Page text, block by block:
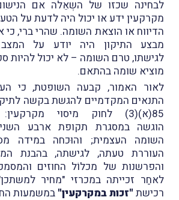
לבחינה שכזו של השְאֵלה אם
מקרקעין ידע או יכול היה לדעת על
הדיווח או הוצאת השומה. שהרי ברי,
מבצע התיקון היה יודע על
לגישתו, טרם השומה – לא יכול להיות
מוציא שומה בהתאם.
לאור האמור, קבעה השופטת, כי
התנאים המקדמיים להגשת בקשה
85(א)(3) לחוק מיסוי
הוגשה במסגרת תקופת ארבע
השומה העצמית; והוּכחה במידה
העוררת טעתה, לגישתה, בהבנת
והפרשנות של מכלוֹל החוזים
לאחַר זכייתה במכרזי "מחיר
רכישת "זכות במקרקעין" במשמעות